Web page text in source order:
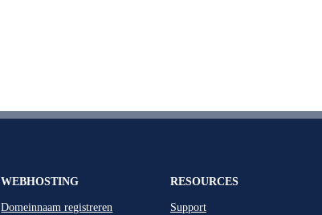
WEBHOSTING
Domeinnaam registreren
RESOURCES
Support